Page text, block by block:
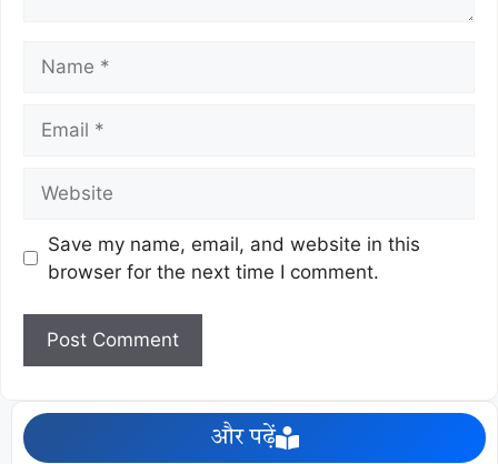
Save my name, email, and website in this
browser for the next time I comment.
और पढ़ें